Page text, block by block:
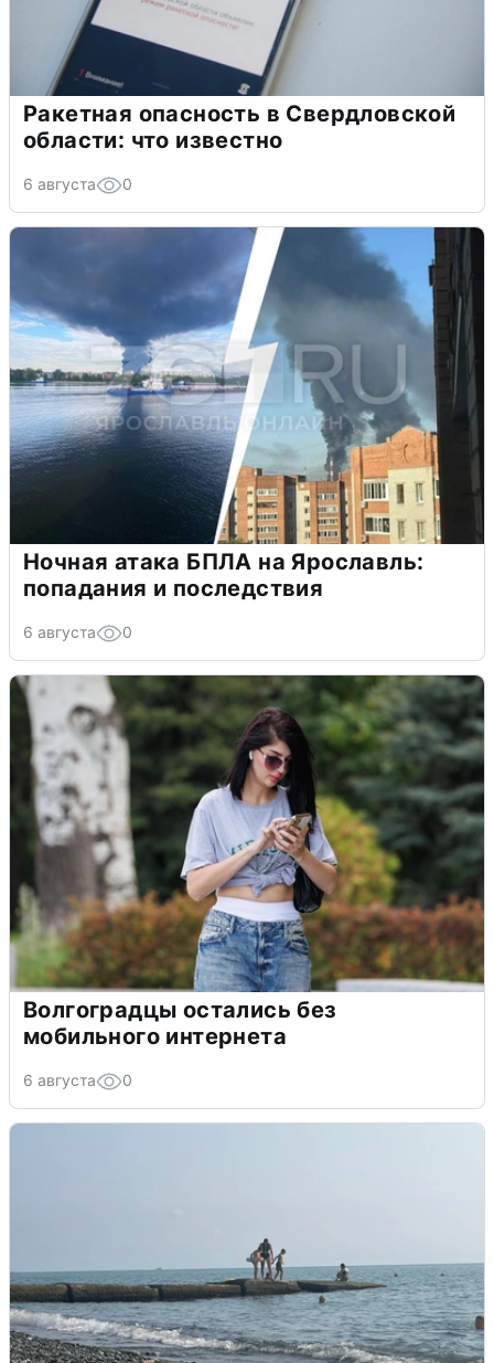
Ракетная опасность в Свердловской
области: что известно
6 августа 0
Ночная атака БПЛА на Ярославль:
попадания и последствия
6 августа 0
Волгоградцы остались без
мобильного интернета
6 августа 0